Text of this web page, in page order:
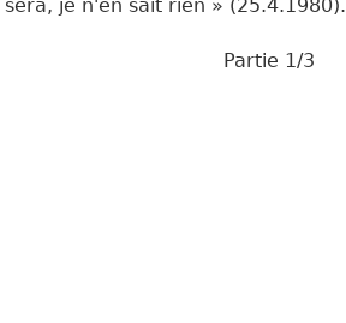
sera, je n'en sait rien » (25.4.1980).
Partie 1/3